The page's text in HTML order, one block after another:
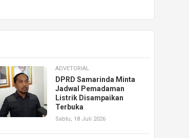
ADVETORIAL
DPRD Samarinda Minta
Jadwal Pemadaman
Listrik Disampaikan
Terbuka
Sabtu, 18 Juli 2026